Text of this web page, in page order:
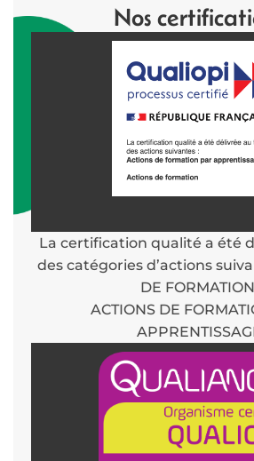
Nos
La certification qualité a été
des catégories d’actions
DE FORMATION
ACTIONS DE